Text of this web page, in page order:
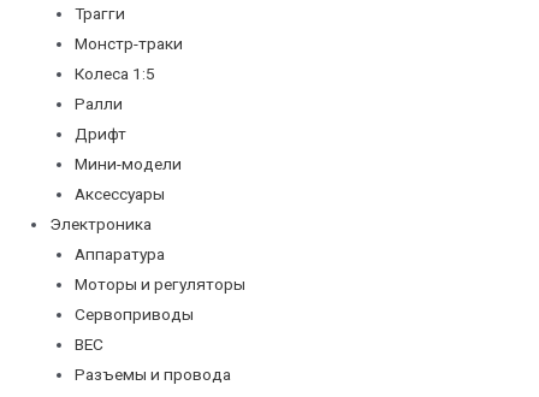
Трагги
Монстр-траки
Колеса 1:5
Ралли
Дрифт
Мини-модели
Аксессуары
Электроника
Аппаратура
Моторы и регуляторы
Сервоприводы
BEC
Разъемы и провода